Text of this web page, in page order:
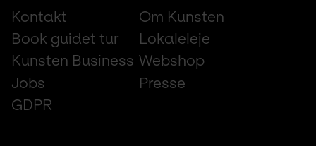
Footer
Kontakt
Om Kunsten
Book guidet tur
Lokaleleje
Kunsten Business Webshop
Jobs
Presse
GDPR